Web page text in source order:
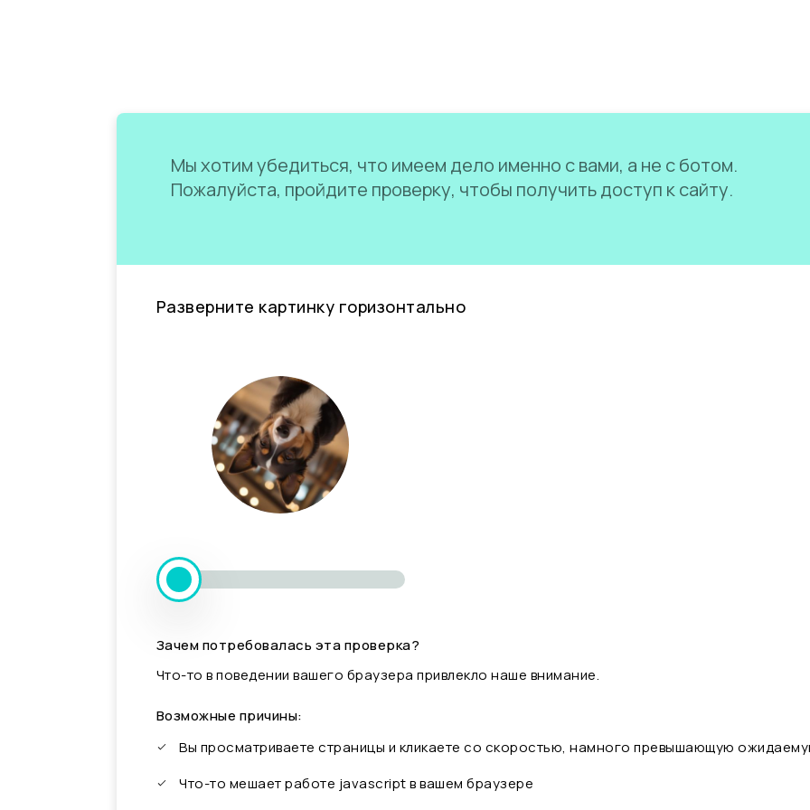
Мы хотим убедиться, что имеем дело именно с вами, а не с ботом.
Пожалуйста, пройдите проверку, чтобы получить доступ к сайту.
Разверните картинку горизонтально
Зачем потребовалась эта проверка?
Что-то в поведении вашего браузера привлекло наше внимание.
Возможные причины:
Вы просматриваете страницы и кликаете со скоростью, намного превышающую
Что-то мешает работе javascript в вашем браузере